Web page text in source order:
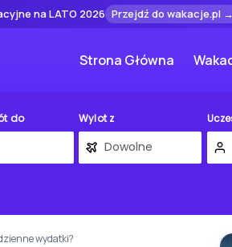
na LATO 2026 Przejdź do wakacje.pl
Strona Główna
do Wylot z
wydatki?